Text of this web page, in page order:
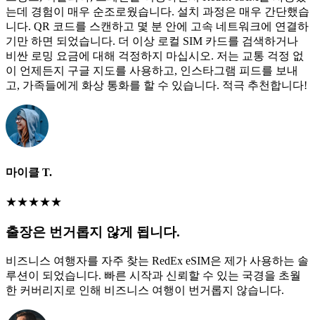
는데 경험이 매우 순조로웠습니다. 설치 과정은 매우 간단했습
니다. QR 코드를 스캔하고 몇 분 안에 고속 네트워크에 연결하
기만 하면 되었습니다. 더 이상 로컬 SIM 카드를 검색하거나
비싼 로밍 요금에 대해 걱정하지 마십시오. 저는 교통 걱정 없
이 언제든지 구글 지도를 사용하고, 인스타그램 피드를 보내
고, 가족들에게 화상 통화를 할 수 있습니다. 적극 추천합니다!
마이클 T.
★★★★★
출장은 번거롭지 않게 됩니다.
비즈니스 여행자를 자주 찾는 RedEx eSIM은 제가 사용하는 솔
루션이 되었습니다. 빠른 시작과 신뢰할 수 있는 국경을 초월
한 커버리지로 인해 비즈니스 여행이 번거롭지 않습니다.